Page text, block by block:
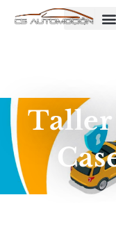
contenido
Taller